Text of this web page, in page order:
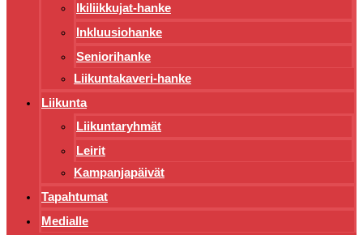
Ikiliikkujat-hanke
Inkluusiohanke
Seniorihanke
Liikuntakaveri-hanke
Liikunta
Liikuntaryhmät
Leirit
Kampanjapäivät
Tapahtumat
Medialle